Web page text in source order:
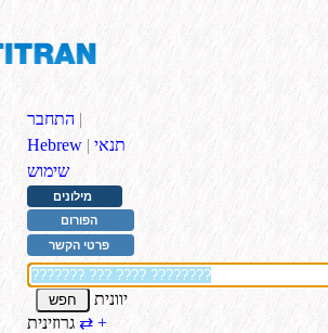
התחבר |
Hebrew | תנאי
שימוש
מילונים
הפורום
פרטי הקשר
יוונית
⇄ +